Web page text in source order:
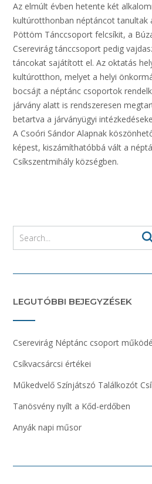
Az elmúlt évben hetente két
kultúrotthonban néptáncot tanultak
Pöttöm Tánccsoport felcsíkit, a
Cserevirág tánccsoport pedig
táncokat sajátított el. Az oktatás
kultúrotthon, melyet a helyi
bocsájt a néptánc csoportok
járvány alatt is rendszeresen
betartva a járványügyi
A Csoóri Sándor Alapnak
képest, kiszámíthatóbbá vált a
Csíkszentmihály községben.
LEGUTÓBBI BEJEGYZÉSEK
Cserevirág Néptánc csoport
Csíkvacsárcsi értékei
Műkedvelő Színjátszó Találkozót
Tanösvény nyílt a Kőd-erdőben
Anyák napi műsor